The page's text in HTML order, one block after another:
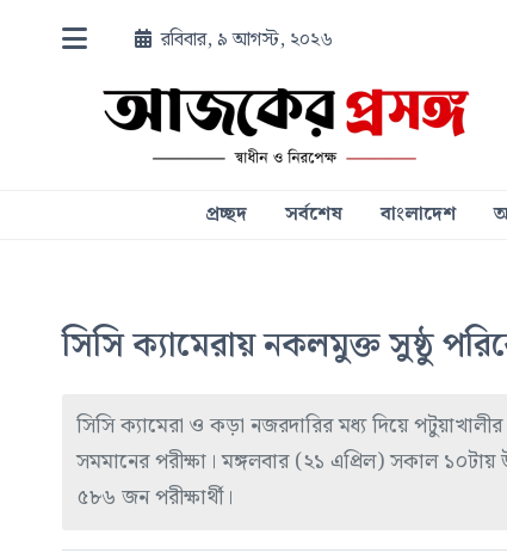
রবিবার, ৯ আগস্ট, ২০২৬
প্রচ্ছদ সর্বশেষ বাংলাদেশ
সিসি ক্যামেরায় নকলমুক্ত সুষ্ঠু
সিসি ক্যামেরা ও কড়া নজরদারির মধ্য দিয়ে
সমমানের পরীক্ষা। মঙ্গলবার (২১ এপ্রিল) সকাল
৫৮৬ জন পরীক্ষার্থী।